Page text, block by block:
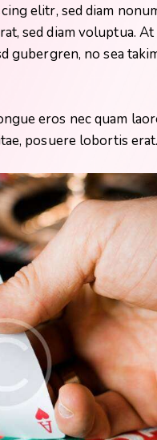
elitr, sed diam
sed diam voluptua.
gubergren, no sea
eros nec quam
posuere lobortis erat.